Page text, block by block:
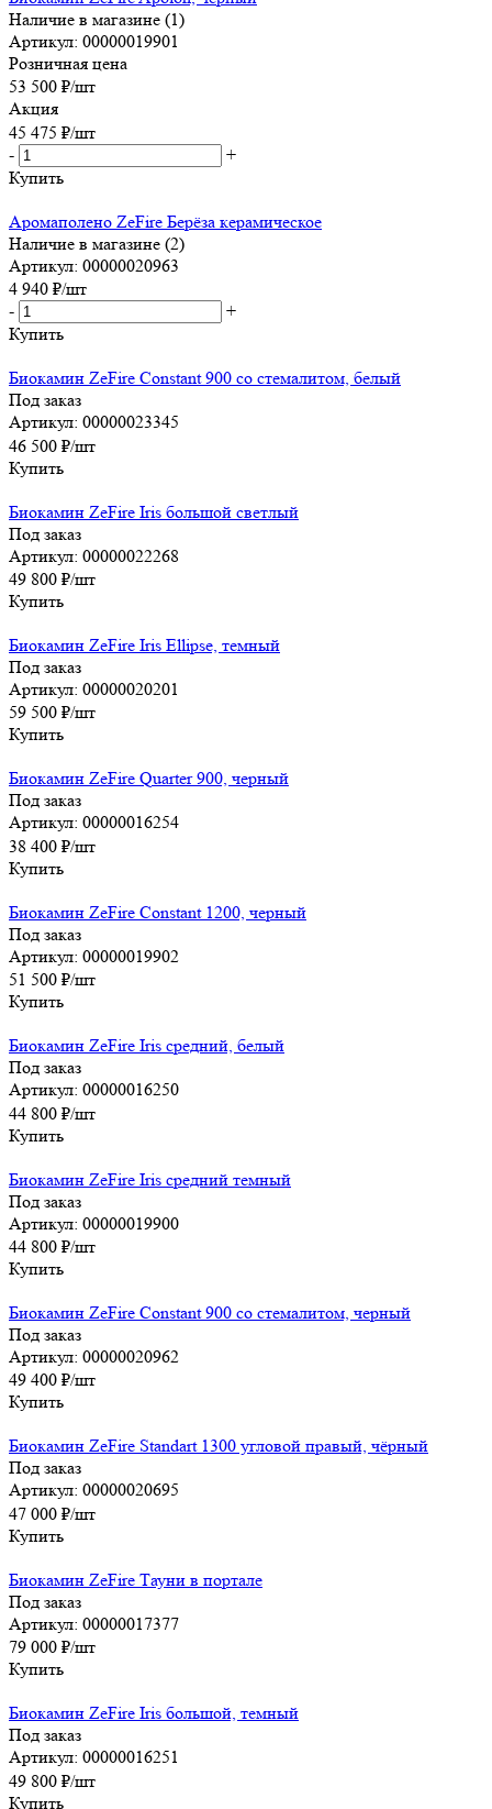
Наличие в магазине (1)
Артикул: 00000019901
Розничная цена
53 500 ₽/шт
Акция
45 475 ₽/шт
-
+
Купить
Аромаполено ZeFire Берёза керамическое
Наличие в магазине (2)
Артикул: 00000020963
4 940 ₽/шт
-
+
Купить
Биокамин ZeFire Constant 900 со стемалитом, белый
Под заказ
Артикул: 00000023345
46 500 ₽/шт
Купить
Биокамин ZeFire Iris большой светлый
Под заказ
Артикул: 00000022268
49 800 ₽/шт
Купить
Биокамин ZeFire Iris Ellipse, темный
Под заказ
Артикул: 00000020201
59 500 ₽/шт
Купить
Биокамин ZeFire Quarter 900, черный
Под заказ
Артикул: 00000016254
38 400 ₽/шт
Купить
Биокамин ZeFire Constant 1200, черный
Под заказ
Артикул: 00000019902
51 500 ₽/шт
Купить
Биокамин ZeFire Iris средний, белый
Под заказ
Артикул: 00000016250
44 800 ₽/шт
Купить
Биокамин ZeFire Iris средний темный
Под заказ
Артикул: 00000019900
44 800 ₽/шт
Купить
Биокамин ZeFire Constant 900 со стемалитом, черный
Под заказ
Артикул: 00000020962
49 400 ₽/шт
Купить
Биокамин ZeFire Standart 1300 угловой правый, чёрный
Под заказ
Артикул: 00000020695
47 000 ₽/шт
Купить
Биокамин ZeFire Тауни в портале
Под заказ
Артикул: 00000017377
79 000 ₽/шт
Купить
Биокамин ZeFire Iris большой, темный
Под заказ
Артикул: 00000016251
49 800 ₽/шт
Купить